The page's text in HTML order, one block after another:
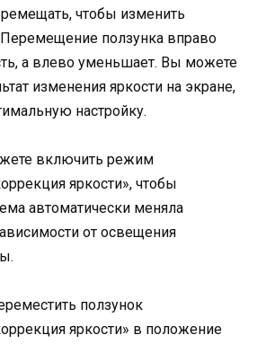
чтобы изменить
Перемещение ползунка вправо
а влево уменьшает. Вы можете
изменения яркости на экране,
настройку.
включить режим
яркости», чтобы
автоматически меняла
от освещения
ползунок
яркости» в положение